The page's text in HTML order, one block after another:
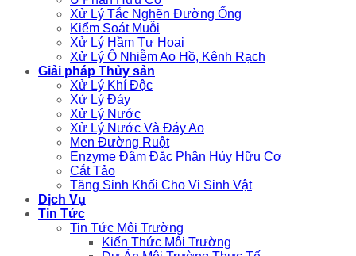
Xử Lý Tắc Nghẽn Đường Ống
Kiểm Soát Muỗi
Xử Lý Hầm Tự Hoại
Xử Lý Ô Nhiễm Ao Hồ, Kênh Rạch
Giải pháp Thủy sản
Xử Lý Khí Độc
Xử Lý Đáy
Xử Lý Nước
Xử Lý Nước Và Đáy Ao
Men Đường Ruột
Enzyme Đậm Đặc Phân Hủy Hữu Cơ
Cắt Tảo
Tăng Sinh Khối Cho Vi Sinh Vật
Dịch Vụ
Tin Tức
Tin Tức Môi Trường
Kiến Thức Môi Trường